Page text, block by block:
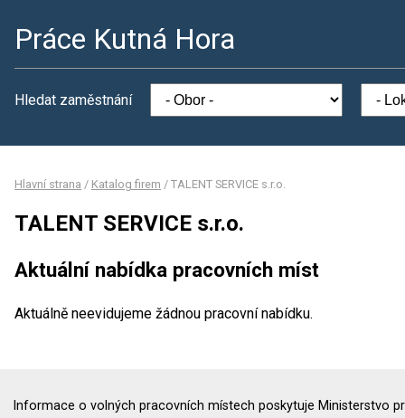
Práce Kutná Hora
Hledat zaměstnání
Hlavní strana / Katalog firem / TALENT SERVICE s.r.o.
TALENT SERVICE s.r.o.
Aktuální nabídka pracovních míst
Aktuálně neevidujeme žádnou pracovní nabídku.
Informace o volných pracovních místech poskytuje Ministerstvo